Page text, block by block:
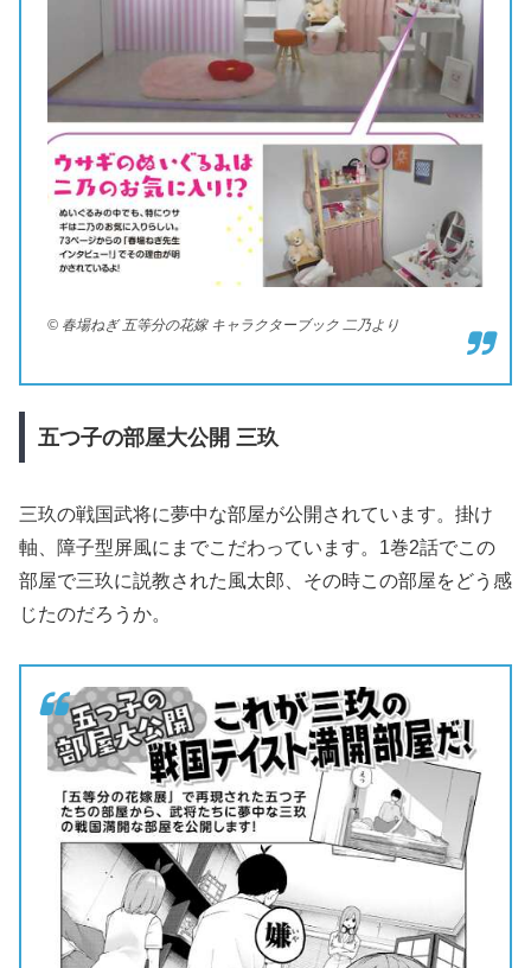
© 春場ねぎ 五等分の花嫁 キャラクターブック 二乃より
五つ子の部屋大公開 三玖
三玖の戦国武将に夢中な部屋が公開されています。掛け
軸、障子型屏風にまでこだわっています。1巻2話でこの
部屋で三玖に説教された風太郎、その時この部屋をどう感
じたのだろうか。